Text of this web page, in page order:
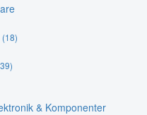
(18)
& Komponenter